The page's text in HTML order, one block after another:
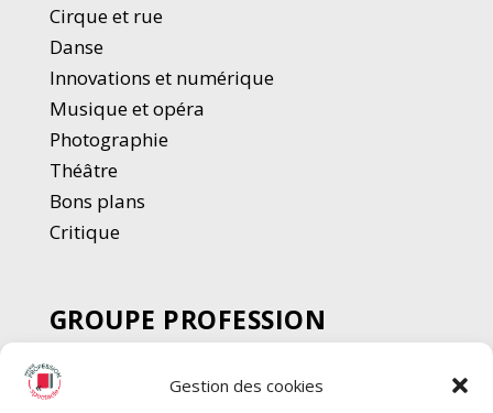
Gestion des cookies
Cirque et rue
Danse
Innovations et numérique
Musique et opéra
Photographie
Théâtre
Bons plans
Critique
GROUPE PROFESSION
SPECTACLE
Chèque Intermittents